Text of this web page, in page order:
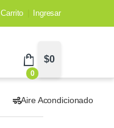
Carrito Ingresar
0
$0
Aire Acondicionado